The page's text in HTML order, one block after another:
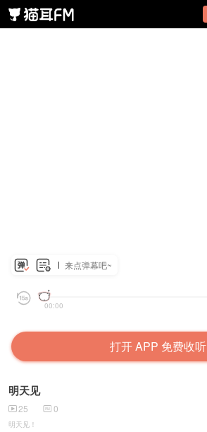
来点弹幕吧~
00:00
打开 APP 免费收听
明天见
25 0
明天见！